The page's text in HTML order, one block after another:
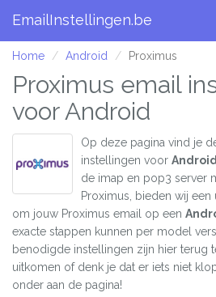
EmailInstellingen.be
Home Android Proximus
Proximus email
voor Android
Op deze pagina vind je
instellingen voor Android
de imap en pop3 server
Proximus, bieden wij
om jouw Proximus email op een
exacte stappen kunnen per model
benodigde instellingen zijn hier terug
uitkomen of denk je dat er iets niet
onder aan de pagina!